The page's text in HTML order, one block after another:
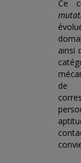
Ce
ainsi
de